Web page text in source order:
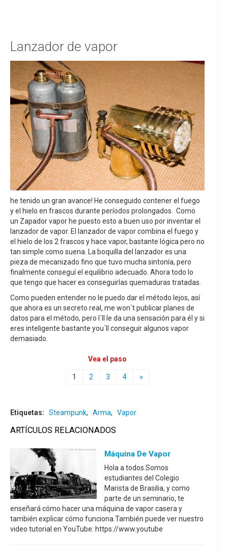
Lanzador de vapor
he tenido un gran avance! He conseguido contener el fuego
y el hielo en frascos durante períodos prolongados. Como
un Zapador vapor he puesto esto a buen uso por inventar el
lanzador de vapor. El lanzador de vapor combina el fuego y
el hielo de los 2 frascos y hace vapor, bastante lógica pero no
tan simple como suena. La boquilla del lanzador es una
pieza de mecanizado fino que tuvo mucha sintonía, pero
finalmente conseguí el equilibrio adecuado. Ahora todo lo
que tengo que hacer es conseguirlas quemaduras tratadas.
Como pueden entender no le puedo dar el método lejos, así
que ahora es un secreto real, me won´t publicar planes de
datos para el método, pero I´ll le da una sensación para él y si
eres inteligente bastante you´ll conseguir algunos vapor
demasiado.
Vea el paso
1 2 3 4 »
Etiquetas: Steampunk, Arma, Vapor
ARTÍCULOS RELACIONADOS
Máquina De Vapor
Hola a todos.Somos
estudiantes del Colegio
Marista de Brasilia, y como
parte de un seminario, te
enseñará cómo hacer una máquina de vapor casera y
también explicar cómo funciona.También puede ver nuestro
video tutorial en YouTube: https://www.youtube